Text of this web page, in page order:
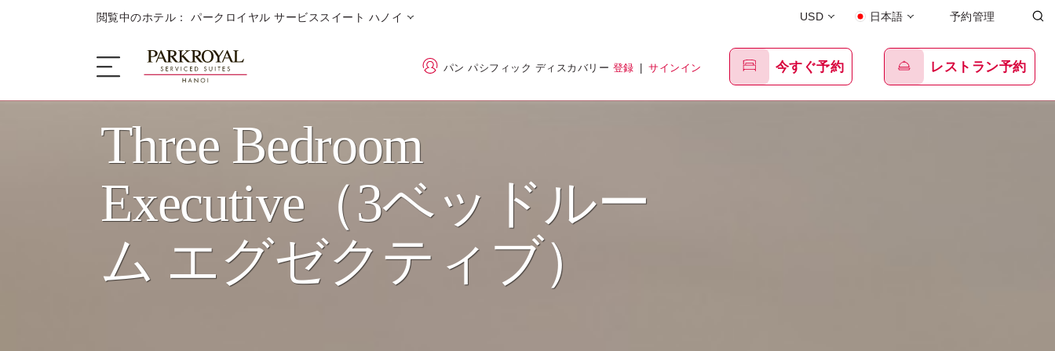
閲覧中のホテル： パークロイヤル サービススイート ハノイ USD 日本語 予約管理
パン パシフィック ディスカバリー 登録 | サインイン 今すぐ予約 レストラン予約
ザ・サービススイート
美食の楽しみ
Three Bedroom
Executive（3ベッドルー
ム エグゼクティブ）